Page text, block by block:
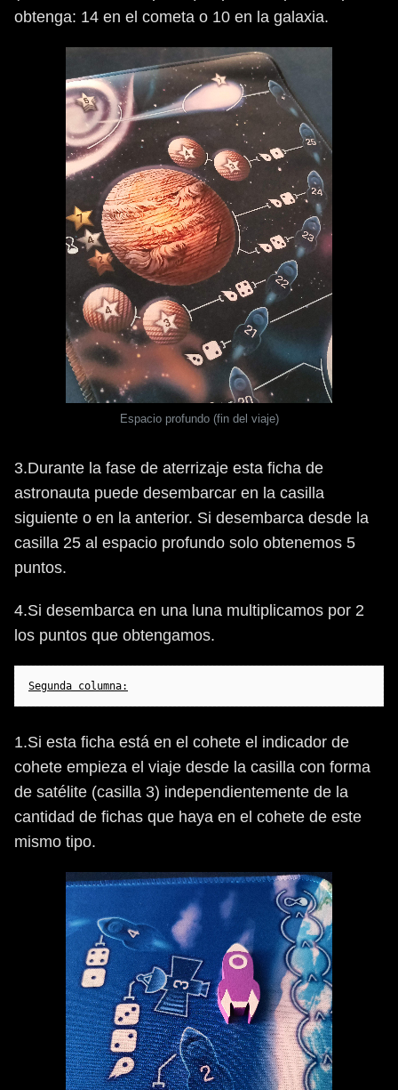
obtenga: 14 en el cometa o 10 en la galaxia.
Espacio profundo (fin del viaje)
3.Durante la fase de aterrizaje esta ficha de
astronauta puede desembarcar en la casilla
siguiente o en la anterior. Si desembarca desde la
casilla 25 al espacio profundo solo obtenemos 5
puntos.
4.Si desembarca en una luna multiplicamos por 2
los puntos que obtengamos.
Segunda columna:
1.Si esta ficha está en el cohete el indicador de
cohete empieza el viaje desde la casilla con forma
de satélite (casilla 3) independientemente de la
cantidad de fichas que haya en el cohete de este
mismo tipo.